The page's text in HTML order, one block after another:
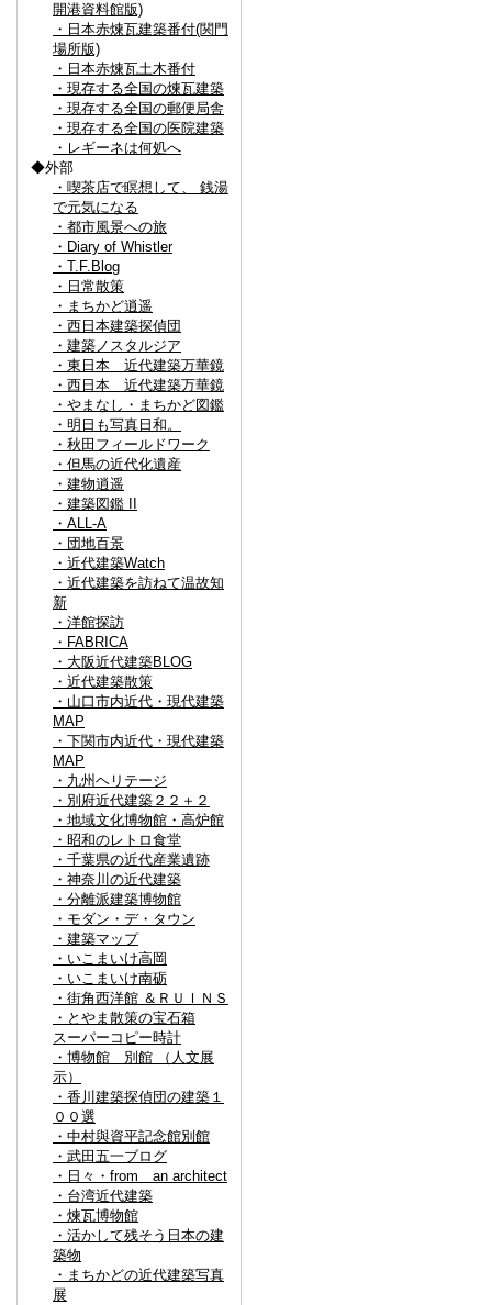
開港資料館版)
・日本赤煉瓦建築番付(関門
場所版)
・日本赤煉瓦土木番付
・現存する全国の煉瓦建築
・現存する全国の郵便局舎
・現存する全国の医院建築
・レギーネは何処へ
◆外部
・喫茶店で瞑想して、 銭湯
で元気になる
・都市風景への旅
・Diary of Whistler
・T.F.Blog
・日常散策
・まちかど逍遥
・西日本建築探偵団
・建築ノスタルジア
・東日本 近代建築万華鏡
・西日本 近代建築万華鏡
・やまなし・まちかど図鑑
・明日も写真日和。
・秋田フィールドワーク
・但馬の近代化遺産
・建物逍遥
・建築図鑑 II
・ALL-A
・団地百景
・近代建築Watch
・近代建築を訪ねて温故知
新
・洋館探訪
・FABRICA
・大阪近代建築BLOG
・近代建築散策
・山口市内近代・現代建築
MAP
・下関市内近代・現代建築
MAP
・九州ヘリテージ
・別府近代建築２２＋２
・地域文化博物館・高炉館
・昭和のレトロ食堂
・千葉県の近代産業遺跡
・神奈川の近代建築
・分離派建築博物館
・モダン・デ・タウン
・建築マップ
・いこまいけ高岡
・いこまいけ南砺
・街角西洋館 ＆ＲＵＩＮＳ
・とやま散策の宝石箱
スーパーコピー時計
・博物館 別館 （人文展
示）
・香川建築探偵団の建築１
００選
・中村與資平記念館別館
・武田五一ブログ
・日々・from an architect
・台湾近代建築
・煉瓦博物館
・活かして残そう日本の建
築物
・まちかどの近代建築写真
展